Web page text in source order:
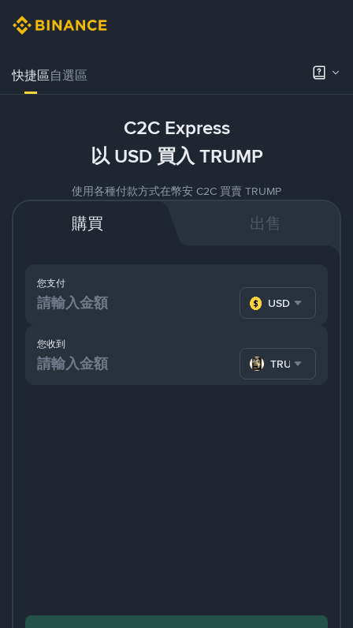
快捷區自選區
C2C Express
以 USD 買入 TRUMP
使用各種付款方式在幣安 C2C 買賣 TRUMP
購買 出售
您支付
USD
您收到
TRUMP